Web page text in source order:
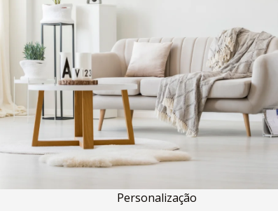
Personalização